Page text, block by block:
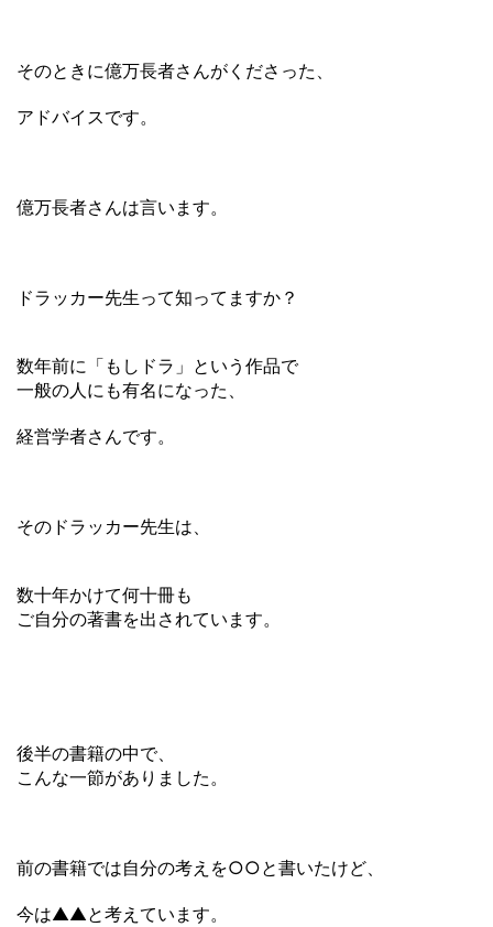
そのときに億万長者さんがくださった、
アドバイスです。
億万長者さんは言います。
ドラッカー先生って知ってますか？
数年前に「もしドラ」という作品で
一般の人にも有名になった、
経営学者さんです。
そのドラッカー先生は、
数十年かけて何十冊も
ご自分の著書を出されています。
後半の書籍の中で、
こんな一節がありました。
前の書籍では自分の考えを○○と書いたけど、
今は▲▲と考えています。